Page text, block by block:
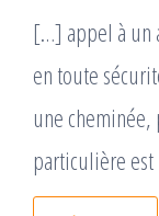
[…] appel à un
en toute
une
particulière